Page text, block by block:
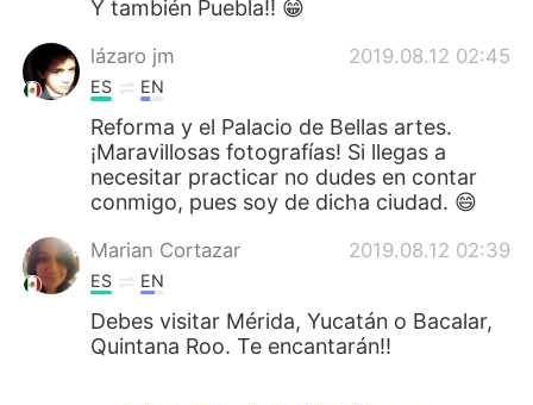
Y también Puebla!! 😁
lázaro jm 2019.08.12 02:45
ES EN
Reforma y el Palacio de Bellas artes.
¡Maravillosas fotografías! Si llegas a
necesitar practicar no dudes en contar
conmigo, pues soy de dicha ciudad. 😄
Marian Cortazar 2019.08.12 02:39
ES EN
Debes visitar Mérida, Yucatán o Bacalar,
Quintana Roo. Te encantarán!!